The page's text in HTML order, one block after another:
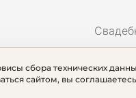
сбора технических
сайтом, вы